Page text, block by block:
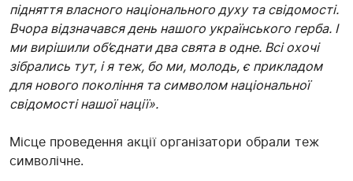
підняття власного національного духу та свідомості.
Вчора відзначався день нашого українського герба. І
ми вирішили об’єднати два свята в одне. Всі охочі
зібрались тут, і я теж, бо ми, молодь, є прикладом
для нового покоління та символом національної
свідомості нашої нації».
Місце проведення акції організатори обрали теж
символічне.